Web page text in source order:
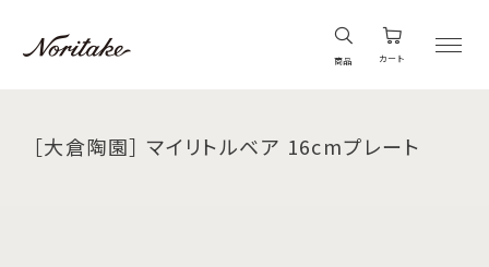
商品 カート
［大倉陶園］ マイリトルベア 16cmプレート